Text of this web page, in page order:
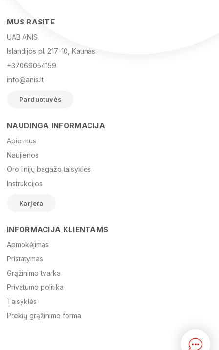
El. paštas
Žinutė
MUS RASITE
UAB ANIS
Islandijos pl. 217-10, Kaunas
+37069054159
info@anis.lt
Parduotuvės
NAUDINGA INFORMACIJA
Apie mus
Naujienos
Oro linijų bagažo taisyklės
Instrukcijos
Karjera
INFORMACIJA KLIENTAMS
Apmokėjimas
Pristatymas
Grąžinimo tvarka
Privatumo politika
Taisyklės
Prekių grąžinimo forma